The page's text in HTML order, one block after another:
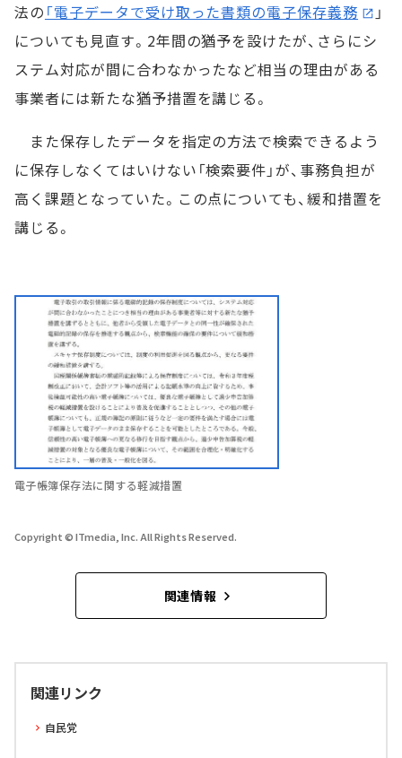
法の 「電子データで受け取った書類の電子保存義務
」
についても見直す。2年間の猶予を設けたが、さらにシ
ステム対応が間に合わなかったなど相当の理由がある
事業者には新たな猶予措置を講じる。
また保存したデータを指定の方法で検索できるよう
に保存しなくてはいけない「検索要件」が、事務負担が
高く課題となっていた。この点についても、緩和措置を
講じる。
電子帳簿保存法に関する軽減措置
Copyright © ITmedia, Inc. All Rights Reserved.
関連情報
関連リンク
自民党